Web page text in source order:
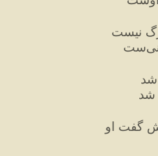
نیست
شد
شد
گفت او